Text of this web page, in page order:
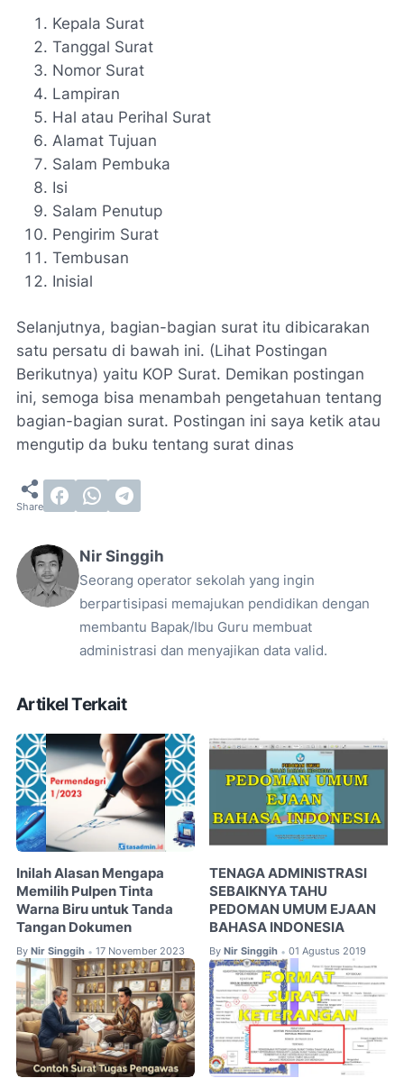
Kepala Surat
Tanggal Surat
Nomor Surat
Lampiran
Hal atau Perihal Surat
Alamat Tujuan
Salam Pembuka
Isi
Salam Penutup
Pengirim Surat
Tembusan
Inisial
Selanjutnya, bagian-bagian surat itu dibicarakan
satu persatu di bawah ini. (Lihat Postingan
Berikutnya) yaitu KOP Surat. Demikan postingan
ini, semoga bisa menambah pengetahuan tentang
bagian-bagian surat. Postingan ini saya ketik atau
mengutip da buku tentang surat dinas
Nir Singgih
Seorang operator sekolah yang ingin
berpartisipasi memajukan pendidikan dengan
membantu Bapak/Ibu Guru membuat
administrasi dan menyajikan data valid.
Artikel Terkait
Inilah Alasan Mengapa
Memilih Pulpen Tinta
Warna Biru untuk Tanda
Tangan Dokumen
By Nir Singgih • 17 November 2023
TENAGA ADMINISTRASI
SEBAIKNYA TAHU
PEDOMAN UMUM EJAAN
BAHASA INDONESIA
By Nir Singgih • 01 Agustus 2019